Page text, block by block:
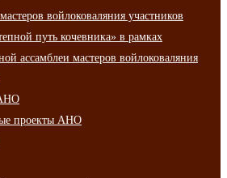
войлоковаляния участников
путь кочевника» в рамках
ассамблеи мастеров войлоковаляния
проекты АНО